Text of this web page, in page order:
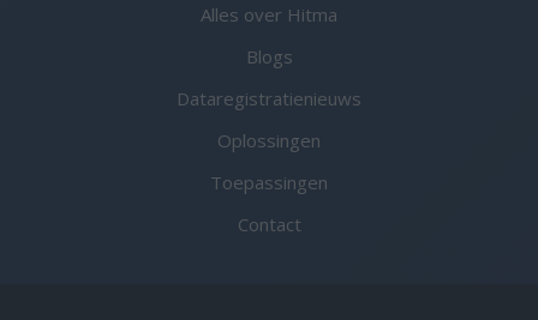
Alles over Hitma
Blogs
Dataregistratienieuws
Oplossingen
Toepassingen
Contact